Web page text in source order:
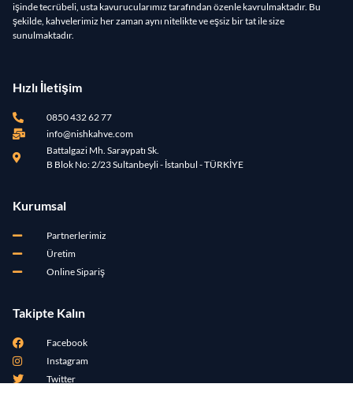
işinde tecrübeli, usta kavurucularımız tarafından özenle kavrulmaktadır. Bu
şekilde, kahvelerimiz her zaman aynı nitelikte ve eşsiz bir tat ile size
sunulmaktadır.
Hızlı İletişim
0850 432 62 77
info@nishkahve.com
Battalgazi Mh. Saraypatı Sk.
B Blok No: 2/23 Sultanbeyli - İstanbul - TÜRKİYE
Kurumsal
Partnerlerimiz
Üretim
Online Sipariş
Takipte Kalın
Facebook
Instagram
Twitter